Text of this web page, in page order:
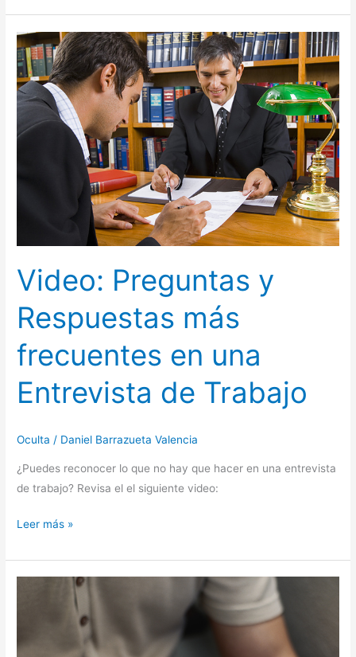
Video: Preguntas y
Respuestas más
frecuentes en una
Entrevista de Trabajo
Oculta / Daniel Barrazueta Valencia
¿Puedes reconocer lo que no hay que hacer en una entrevista
de trabajo? Revisa el el siguiente video:
Video:
Preguntas
y
Respuestas
más
frecuentes
Leer más »
para